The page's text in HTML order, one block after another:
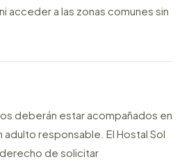
acceder a las zonas comunes sin
deberán estar acompañados en
responsable. El Hostal Sol
de solicitar